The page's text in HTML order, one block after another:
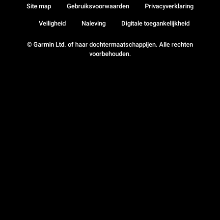
© Garmin Ltd. of haar dochtermaatschappijen. Alle rechten
voorbehouden.
Site map Gebruiksvoorwaarden Privacyverklaring
Veiligheid Naleving Digitale toegankelijkheid